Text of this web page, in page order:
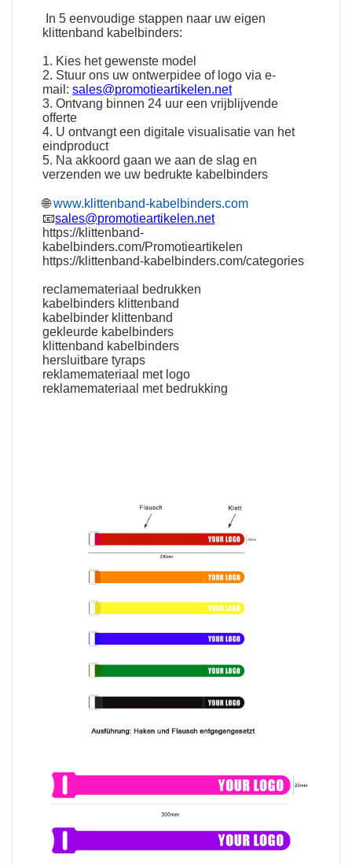
In 5 eenvoudige stappen naar uw eigen
klittenband kabelbinders:
1. Kies het gewenste model
2. Stuur ons uw ontwerpidee of logo via e-
mail:sales@promotieartikelen.net
3. Ontvang binnen 24 uur een vrijblijvende
offerte
4. U ontvangt een digitale visualisatie van het
eindproduct
5. Na akkoord gaan we aan de slag en
verzenden we uw bedrukte kabelbinders
🌐www.klittenband-kabelbinders.com
📧sales@promotieartikelen.net
https://klittenband-
kabelbinders.com/Promotieartikelen
https://klittenband-kabelbinders.com/categories
reclamemateriaal bedrukken
kabelbinders klittenband
kabelbinder klittenband
gekleurde kabelbinders
klittenband kabelbinders
hersluitbare tyraps
reklamemateriaal met logo
reklamemateriaal met bedrukking